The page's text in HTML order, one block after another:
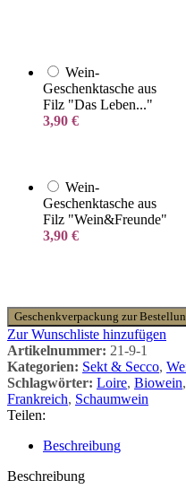
Wein-
Geschenktasche aus
Filz "Das Leben..."
3,90 €
Wein-
Geschenktasche aus
Filz "Wein&Freunde"
3,90 €
Geschenkverpackung zur
Zur Wunschliste hinzufügen
Artikelnummer: 21-9-1
Kategorien: Sekt & Secco,
Schlagwörter: Loire, Biowein,
Frankreich, Schaumwein
Teilen:
Beschreibung
Beschreibung